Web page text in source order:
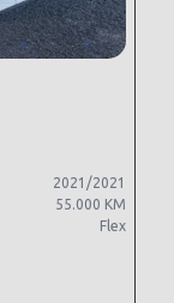
2021/2021
55.000 KM
Flex